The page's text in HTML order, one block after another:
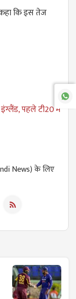
कि इस तेज
इंग्लैंड, पहले टी20 में
News) के लिए